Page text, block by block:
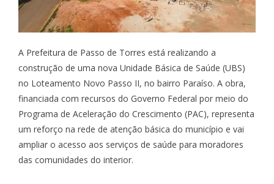
A Prefeitura de Passo de Torres está realizando a
construção de uma nova Unidade Básica de Saúde (UBS)
no Loteamento Novo Passo II, no bairro Paraíso. A obra,
financiada com recursos do Governo Federal por meio do
Programa de Aceleração do Crescimento (PAC), representa
um reforço na rede de atenção básica do município e vai
ampliar o acesso aos serviços de saúde para moradores
das comunidades do interior.